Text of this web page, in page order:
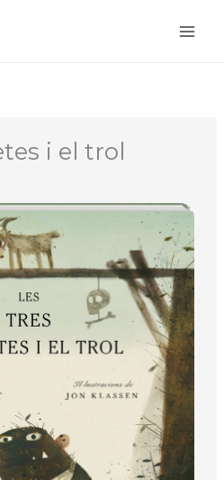
i el trol